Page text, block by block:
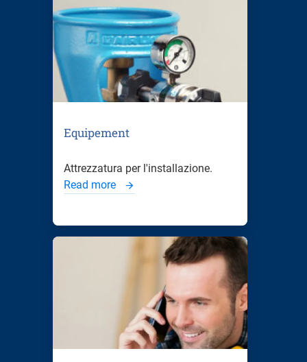
Equipement
Attrezzatura per l'installazione.
Read more